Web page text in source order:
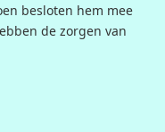
besloten hem mee
de zorgen van